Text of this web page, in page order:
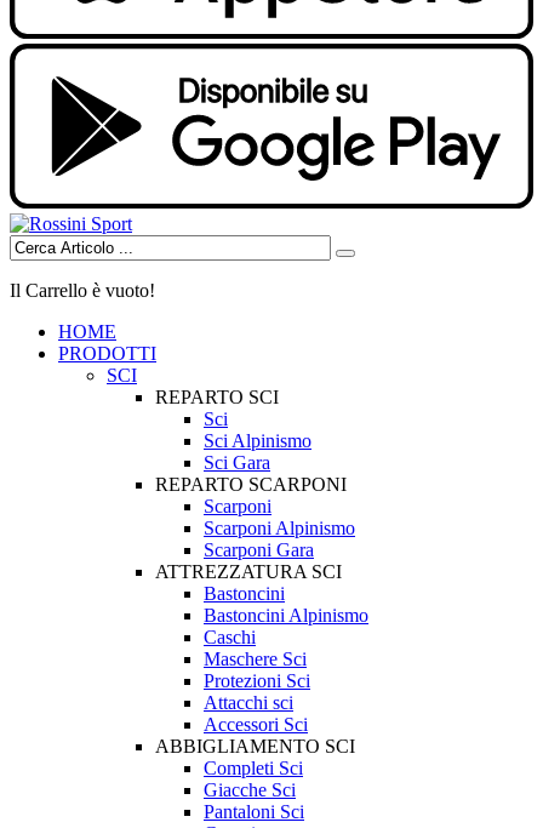
Il Carrello è vuoto!
HOME
PRODOTTI
SCI
REPARTO SCI
Sci
Sci Alpinismo
Sci Gara
REPARTO SCARPONI
Scarponi
Scarponi Alpinismo
Scarponi Gara
ATTREZZATURA SCI
Bastoncini
Bastoncini Alpinismo
Caschi
Maschere Sci
Protezioni Sci
Attacchi sci
Accessori Sci
ABBIGLIAMENTO SCI
Completi Sci
Giacche Sci
Pantaloni Sci